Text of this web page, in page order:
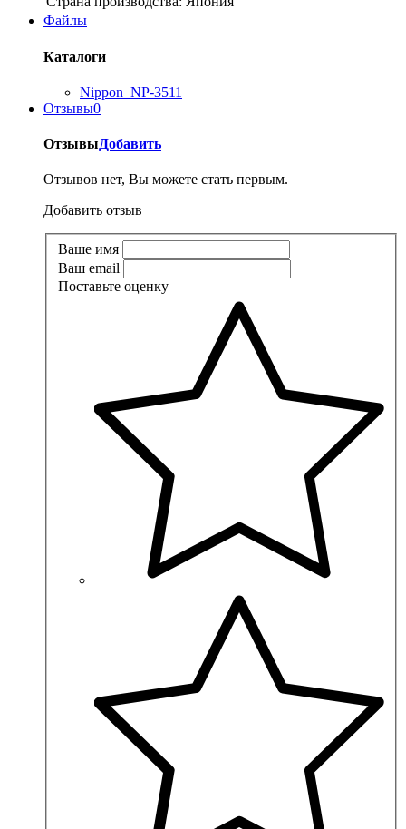
Файлы
Каталоги
Nippon_NP-3511
Отзывы0
ОтзывыДобавить
Отзывов нет, Вы можете стать первым.
Добавить отзыв
Ваше имя
Ваш email
Поставьте оценку